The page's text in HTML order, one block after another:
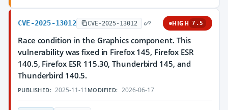
CVE-2025-13012 CVE-2025-13012 HIGH 7.5
Race condition in the Graphics component. This
vulnerability was fixed in Firefox 145, Firefox ESR
140.5, Firefox ESR 115.30, Thunderbird 145, and
Thunderbird 140.5.
PUBLISHED: 2025-11-11 MODIFIED: 2026-06-17